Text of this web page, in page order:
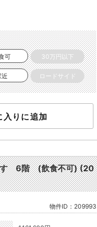
可 30万円以下
ロードサイド
入りに追加
す 6階 (飲食不可) (20
物件ID：209993